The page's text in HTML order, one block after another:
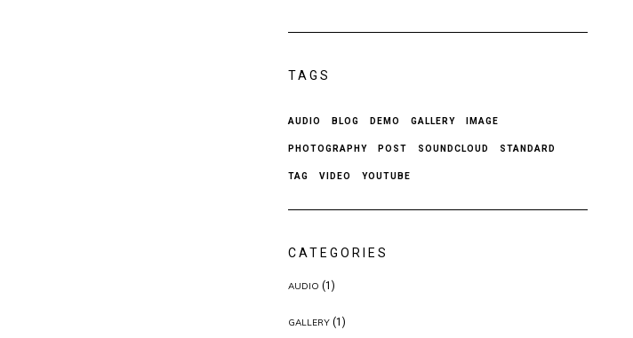
TAGS
AUDIO BLOG DEMO GALLERY IMAGE
PHOTOGRAPHY POST SOUNDCLOUD STANDARD
TAG VIDEO YOUTUBE
CATEGORIES
AUDIO (1)
GALLERY(1)